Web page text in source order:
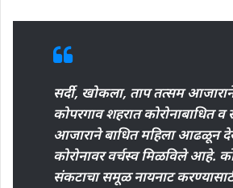
सर्दी, खोकला, ताप तत्सम
कोपरगाव शहरात कोरोनाबाधित व
आजाराने बाधित महिला आढळून
कोरोनावर वर्चस्व मिळविले आहे.
संकटाचा समूळ नायनाट